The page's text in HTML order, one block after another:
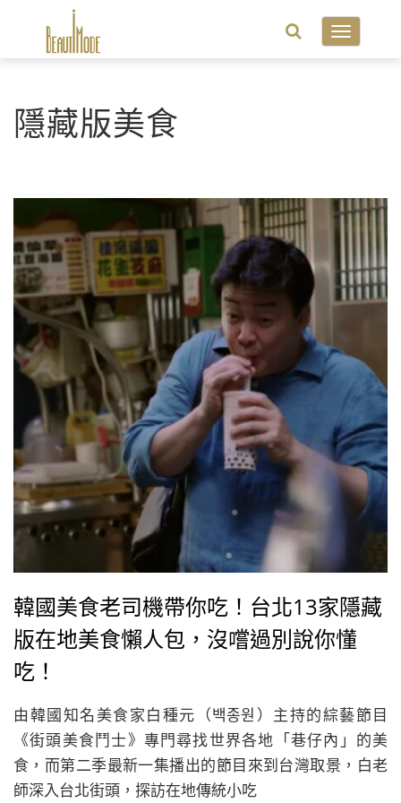
Toggle
隱藏版美食
韓國美食老司機帶你吃！台北13家隱藏
版在地美食懶人包，沒嚐過別說你懂
吃！
由韓國知名美食家白種元（백종원）主持的綜藝節目
《街頭美食鬥士》專門尋找世界各地「巷仔內」的美
食，而第二季最新一集播出的節目來到台灣取景，白老
師深入台北街頭，探訪在地傳統小吃